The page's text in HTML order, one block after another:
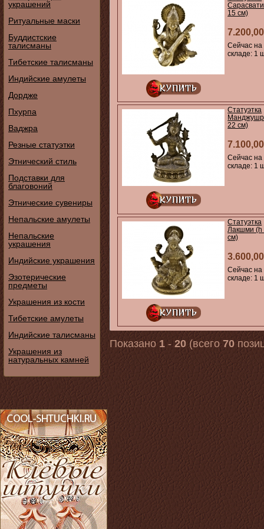
15 см)
Сейчас на
складе: 1
Статуэтка
22 см)
Сейчас на
складе: 1
Статуэтка
Лакшми (h
см)
Сейчас на
складе: 1
Показано 1 -20(всего70
украшений
Ритуальные маски
Буддистские
талисманы
Тибетские талисманы
Индийские амулеты
Дордже
Пхурпа
Ваджра
Резные статуэтки
Этнический стиль
Подставки для
благовоний
Этнические сувениры
Непальские амулеты
Непальские
украшения
Индийские украшения
Эзотерические
предметы
Украшения из кости
Тибетские амулеты
Индийские талисманы
Украшения из
натуральных камней